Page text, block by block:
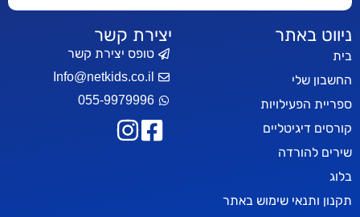
באתר
טופס יצירת קשר
Info@netkids.co.il
055-9979996